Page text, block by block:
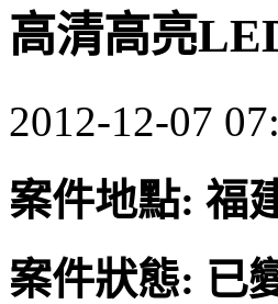
高清高亮
2012-12-07
案件地點: 福
案件狀態: 已